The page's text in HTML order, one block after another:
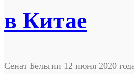
в Китае
Сенат Бельгии 12 июня 2020